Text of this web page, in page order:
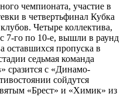
чемпионата, участие в
в четвертьфинал Кубка
Четыре коллектива,
7-го по 10-е, вышли в раунд
оставшихся пропуска в
седьмая команда
сразится с «Динамо-
сойдутся
«Брест» и «Химик» из